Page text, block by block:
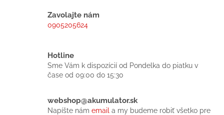
Zavolajte nám
0905205624
Hotline
Sme Vám k dispozícií od Pondelka do piatku v
čase od 09:00 do 15:30
webshop@akumulator.sk
Napíšte nám email a my budeme robiť všetko pre